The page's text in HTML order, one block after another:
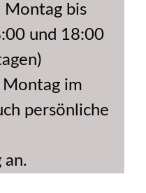
Montag bis
und 18:00
Montag im
persönliche
an.